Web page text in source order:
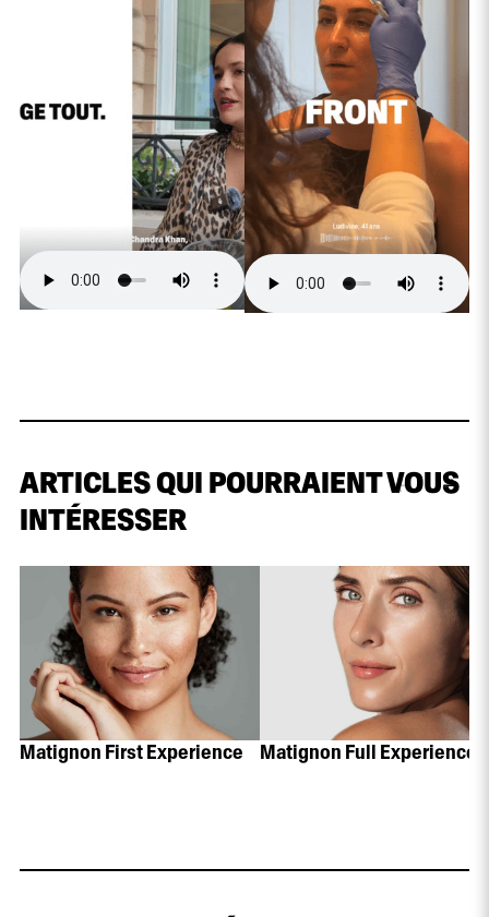
ARTICLES QUI POURRAIENT VOUS
INTÉRESSER
Matignon First Experience Matignon Full Experience